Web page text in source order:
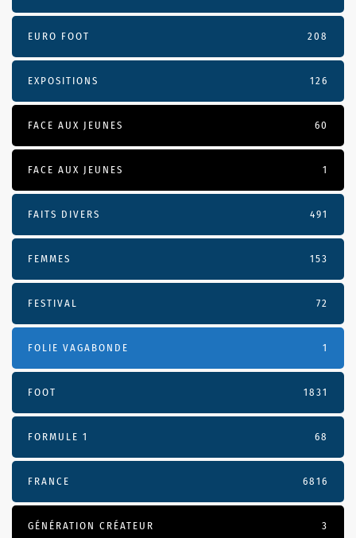
EURO FOOT 208
EXPOSITIONS 126
FACE AUX JEUNES 60
FACE AUX JEUNES 1
FAITS DIVERS 491
FEMMES 153
FESTIVAL 72
FOLIE VAGABONDE 1
FOOT 1831
FORMULE 1 68
FRANCE 6816
GÉNÉRATION CRÉATEUR 3